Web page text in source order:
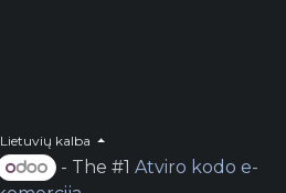
Lietuvių kalba
- The #1Atviro kodo e-